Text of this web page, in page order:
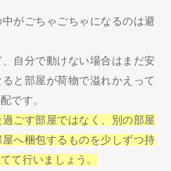
がごちゃごちゃになるのは避
自分で動けない場合はまだ安
と部屋が荷物で溢れかえって
です。
ごす部屋ではなく、別の部屋
へ梱包するものを少しずつ持
て行いましょう。